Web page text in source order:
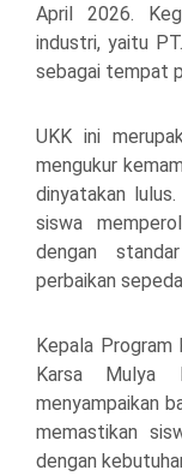
April 2026.
industri, yaitu
sebagai tempat
UKK ini
mengukur
dinyatakan
siswa
dengan
perbaikan
Kepala Program
Karsa Mulya
menyampaikan
memastikan
dengan